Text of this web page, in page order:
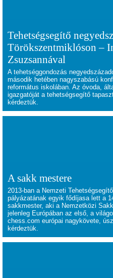
Tehetségsegítő
Törökszentmiklóson –
Zsuzsannával
A tehetséggondozás
második hetében nagyszabású
református iskolában. Az óvoda,
igazgatóját a tehetségsegítő
kérdeztük.
A sakk mestere
2013-ban a Nemzeti
pályázatának egyik fődíjasa lett a
sakkmester, aki a Nemzetközi
jelenleg Európában az első, a
chess.com európai nagykövete,
kérdeztük.